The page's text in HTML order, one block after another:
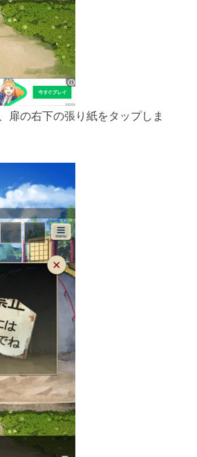
扉の右下の張り紙をタップしま